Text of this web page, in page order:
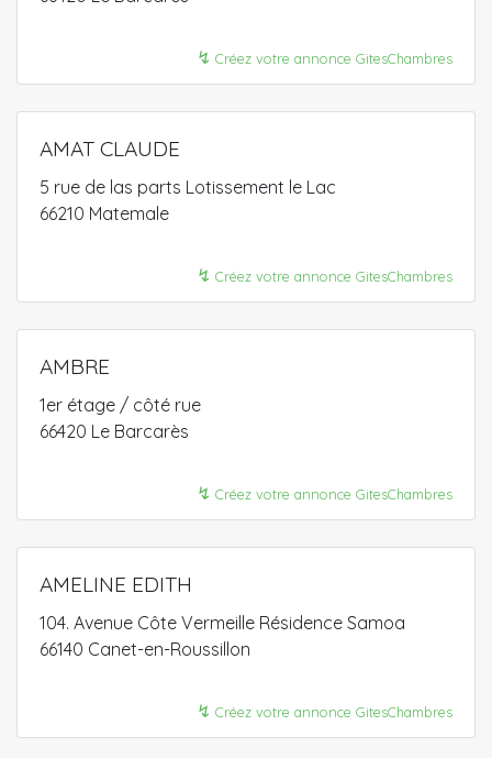
↯ Créez votre annonce GitesChambres
AMAT CLAUDE
5 rue de las parts Lotissement le Lac
66210 Matemale
↯ Créez votre annonce GitesChambres
AMBRE
1er étage / côté rue
66420 Le Barcarès
↯ Créez votre annonce GitesChambres
AMELINE EDITH
104. Avenue Côte Vermeille Résidence Samoa
66140 Canet-en-Roussillon
↯ Créez votre annonce GitesChambres